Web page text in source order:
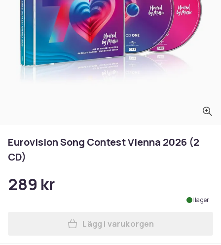
Eurovision Song Contest Vienna 2026 (2
CD)
289 kr
I lager
Lägg till Eurovision Song
Lägg i varukorgen